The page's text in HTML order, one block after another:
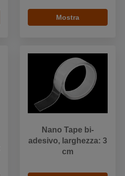
Mostra
Nano Tape bi-
adesivo, larghezza: 3
cm